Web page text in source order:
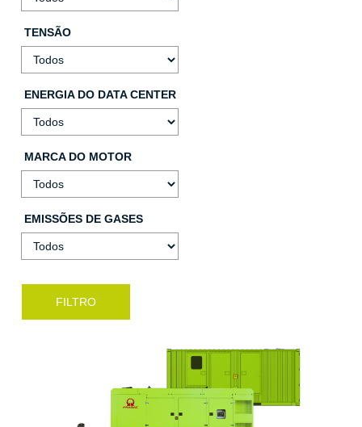
TENSÃO
ENERGIA DO DATA CENTER
MARCA DO MOTOR
EMISSÕES DE GASES